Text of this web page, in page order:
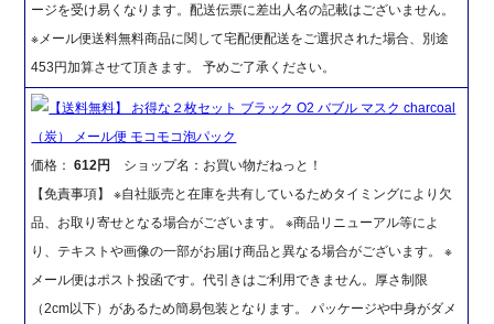
ージを受け易くなります。配送伝票に差出人名の記載はございません。
※メール便送料無料商品に関して宅配便配送をご選択された場合、別途
453円加算させて頂きます。 予めご了承ください。
【送料無料】 お得な２枚セット ブラック O2 バブル マスク charcoal
（炭） メール便 モコモコ泡パック
価格：612円
ショップ名：お買い物だねっと！
【免責事項】 ※自社販売と在庫を共有しているためタイミングにより欠
品、お取り寄せとなる場合がございます。 ※商品リニューアル等によ
り、テキストや画像の一部がお届け商品と異なる場合がございます。 ※
メール便はポスト投函です。代引きはご利用できません。厚さ制限
（2cm以下）があるため簡易包装となります。 パッケージや中身がダメ